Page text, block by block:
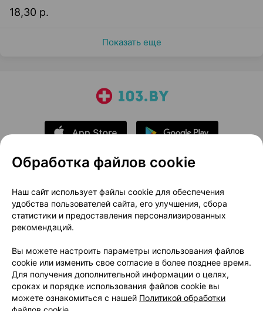
18,30 р.
Показать еще
О проекте
Новости проекта
Размещение рекламы
Медицинский маркетинг
Публичный договор
Доставка
Способы оплаты
Вакансии
Партнеры
Написать руководителю 103.by
Написать в поддержку
Персональные настройки Cookie
Обработка файлов cookie
Наш сайт использует файлы cookie для обеспечения
удобства пользователей сайта, его улучшения, сбора
статистики и предоставления персонализированных
рекомендаций.
Вы можете настроить параметры использования файлов
cookie или изменить свое согласие в более позднее время.
Для получения дополнительной информации о целях,
сроках и порядке использования файлов cookie вы
можете ознакомиться с нашей Политикой обработки